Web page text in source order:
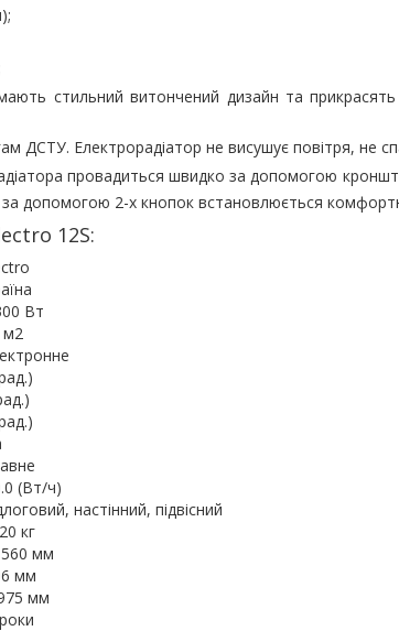
стильний витончений дизайн та
ДСТУ. Електрорадіатор не висушує повітря, не
провадиться швидко за допомогою
за допомогою 2-х кнопок встановлюється
12S:
ч)
підвісний
мм